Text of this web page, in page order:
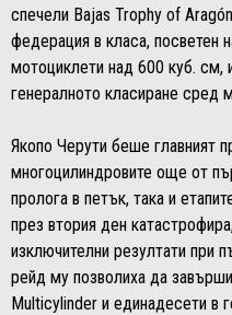
спечели Bajas Trophy of
федерация в класа, посветен
мотоциклети над 600 куб. см,
генералното класиране сред
Якопо Черути беше главният
многоцилиндровите още от
пролога в петък, така и
през втория ден
изключителни резултати при
рейд му позволиха да
Multicylinder и единадесети в